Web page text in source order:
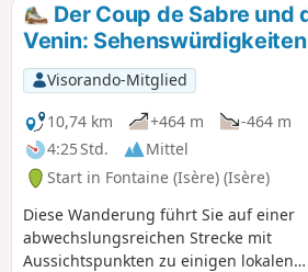
Der Coup de Sabre und
Venin:
Visorando-Mitglied
10,74 km
+464 m
-464 m
4:25 Std.
Mittel
Start in Fontaine (Isère) (Isère)
Diese Wanderung führt Sie auf einer
abwechslungsreichen Strecke mit
Aussichtspunkten zu einigen lokalen